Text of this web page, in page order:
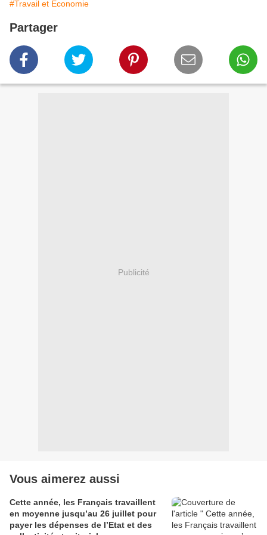
#Travail et Economie
Partager
Publicité
Vous aimerez aussi
Cette année, les Français travaillent
en moyenne jusqu’au 26 juillet pour
payer les dépenses de l’Etat et des